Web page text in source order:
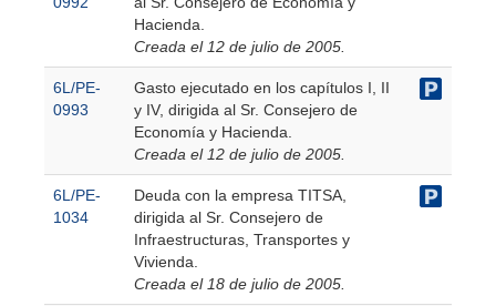
Hacienda.
Creada el 12 de julio de 2005.
6L/PE-
0993
Gasto ejecutado en los capítulos I, II
y IV, dirigida al Sr. Consejero de
Economía y Hacienda.
Creada el 12 de julio de 2005.
6L/PE-
1034
Deuda con la empresa TITSA,
dirigida al Sr. Consejero de
Infraestructuras, Transportes y
Vivienda.
Creada el 18 de julio de 2005.